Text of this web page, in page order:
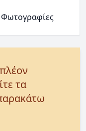
Φωτογραφίες
τα